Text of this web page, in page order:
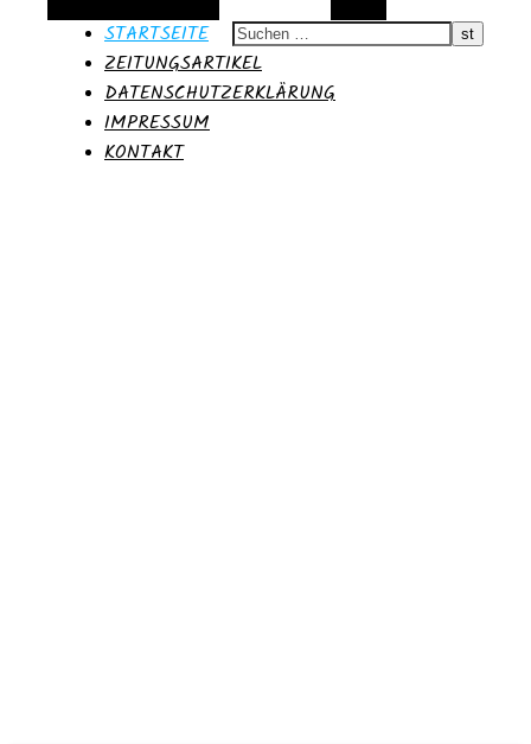
STARTSEITE
ZEITUNGSARTIKEL
DATENSCHUTZERKLÄRUNG
IMPRESSUM
KONTAKT